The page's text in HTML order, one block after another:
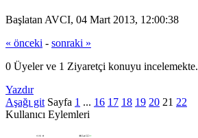
Başlatan AVCI, 04 Mart 2013, 12:00:38
« önceki - sonraki »
0 Üyeler ve 1 Ziyaretçi konuyu incelemekte.
Yazdır
Aşağı git Sayfa 1 ... 16 17 18 19 20 21 22
Kullanıcı Eylemleri